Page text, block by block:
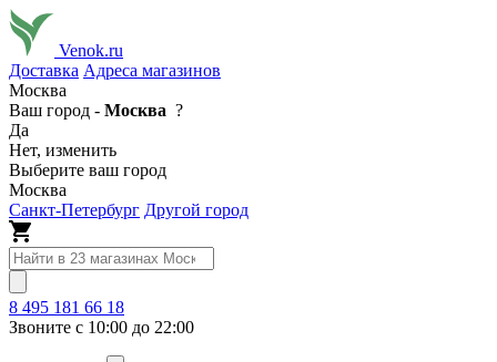
Venok.ru
Доставка Адреса магазинов
Москва
Ваш город - Москва ?
Да
Нет, изменить
Выберите ваш город
Москва
Санкт-Петербург Другой город
8 495 181 66 18
Звоните с 10:00 до 22:00